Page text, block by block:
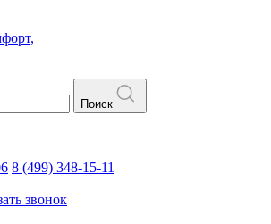
Поиск
8 (499) 348-15-11
звонок